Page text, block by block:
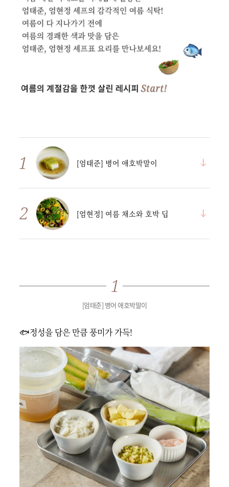
[엄태준] 병어 애호박말이
[엄현정] 여름 채소와 호박 딥
[엄태준] 병어 애호박말이
🐟정성을 담은 만큼 풍미가 가득!